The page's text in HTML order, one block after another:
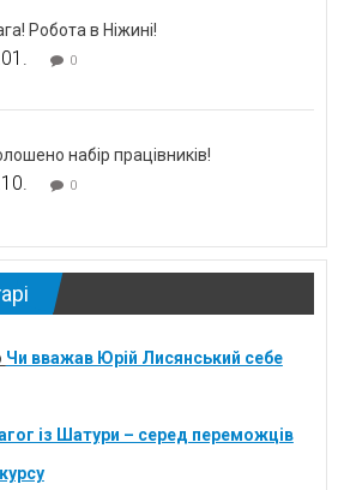
Робота в Ніжині!
0
набір працівників!
0
Чи вважав Юрій Лисянський себе
із Шатури – серед переможців